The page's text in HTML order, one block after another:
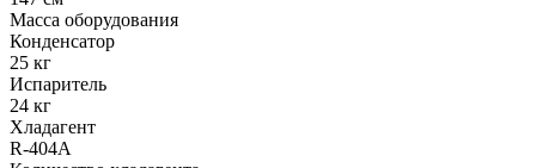
Масса оборудования
Конденсатор
25 кг
Испаритель
24 кг
Хладагент
R-404A